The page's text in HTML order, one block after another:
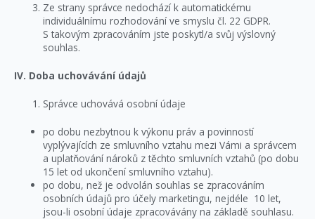
Ze strany správce nedochází k automatickému
individuálnímu rozhodování ve smyslu čl. 22 GDPR.
S takovým zpracováním jste poskytl/a svůj výslovný
souhlas.
IV. Doba uchovávání údajů
Správce uchovává osobní údaje
po dobu nezbytnou k výkonu práv a povinností
vyplývajících ze smluvního vztahu mezi Vámi a správcem
a uplatňování nároků z těchto smluvních vztahů (po dobu
15 let od ukončení smluvního vztahu).
po dobu, než je odvolán souhlas se zpracováním
osobních údajů pro účely marketingu, nejdéle 10 let,
jsou-li osobní údaje zpracovávány na základě souhlasu.